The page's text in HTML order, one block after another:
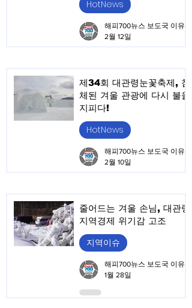
HotNews
2월 12일
제34회 대관령눈꽃축제, 침
체된 겨울 관광에 다시 불을
지피다!
HotNews
2월 10일
줄어드는 겨울 손님, 대관령
지역경제 위기감 고조
지역이슈
1월 28일